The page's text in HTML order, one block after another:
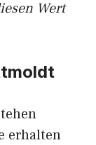
Wert
erhalten